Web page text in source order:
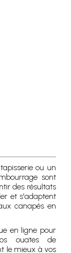
ou un
sont
des résultats
et s'adaptent
canapés en
en ligne pour
ouates de
le mieux à vos